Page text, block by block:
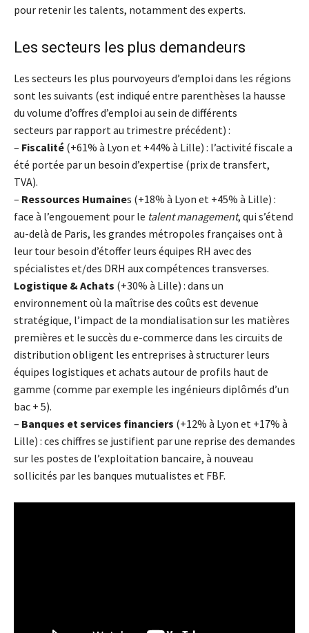
pour retenir les talents, notamment des experts.
Les secteurs les plus demandeurs
Les secteurs les plus pourvoyeurs d’emploi dans les régions
sont les suivants (est indiqué entre parenthèses la hausse
du volume d’offres d’emploi au sein de différents
secteurs par rapport au trimestre précédent) :
– Fiscalité (+61% à Lyon et +44% à Lille) : l’activité fiscale a
été portée par un besoin d’expertise (prix de transfert,
TVA).
– Ressources Humaines (+18% à Lyon et +45% à Lille) :
face à l’engouement pour le talent management, qui s’étend
au-delà de Paris, les grandes métropoles françaises ont à
leur tour besoin d’étoffer leurs équipes RH avec des
spécialistes et/des DRH aux compétences transverses.
Logistique & Achats (+30% à Lille) : dans un
environnement où la maîtrise des coûts est devenue
stratégique, l’impact de la mondialisation sur les matières
premières et le succès du e-commerce dans les circuits de
distribution obligent les entreprises à structurer leurs
équipes logistiques et achats autour de profils haut de
gamme (comme par exemple les ingénieurs diplômés d’un
bac + 5).
– Banques et services financiers (+12% à Lyon et +17% à
Lille) : ces chiffres se justifient par une reprise des demandes
sur les postes de l’exploitation bancaire, à nouveau
sollicités par les banques mutualistes et FBF.